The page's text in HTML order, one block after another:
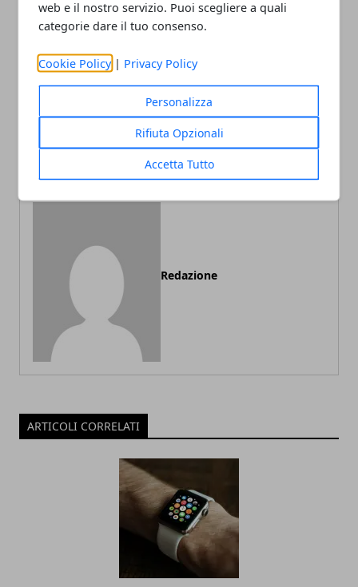
web e il nostro servizio. Puoi scegliere a quali
categorie dare il tuo consenso.
Cookie Policy | Privacy Policy
Personalizza
Rifiuta Opzionali
Accetta Tutto
Facebook
TwitterWhatsapp
Terremoti e maree
collegati tra loro: arrivano
le prove
Arredamento da giardino o
terrazzo, stile e accessori
Redazione
ARTICOLI CORRELATI